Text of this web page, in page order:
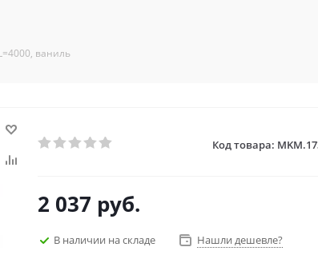
ваниль
Код товара:
2 037 руб.
В наличии на складе Нашли дешевле?